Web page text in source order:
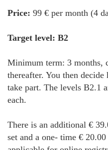
Price: 99 € per month (4
Target level: B2
Minimum term: 3 months,
thereafter. You then
take part. The levels B2.1
each.
There is an additional €
set and a one- time €